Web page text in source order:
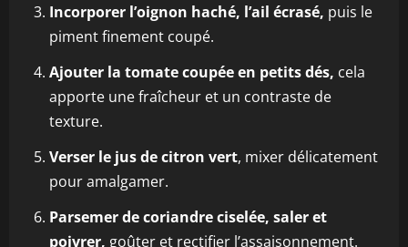
Incorporer l’oignon haché, l’ail écrasé, puis le
piment finement coupé.
Ajouter la tomate coupée en petits dés, cela
apporte une fraîcheur et un contraste de
texture.
Verser le jus de citron vert, mixer délicatement
pour amalgamer.
Parsemer de coriandre ciselée, saler et
poivrer, goûter et rectifier l’assaisonnement.